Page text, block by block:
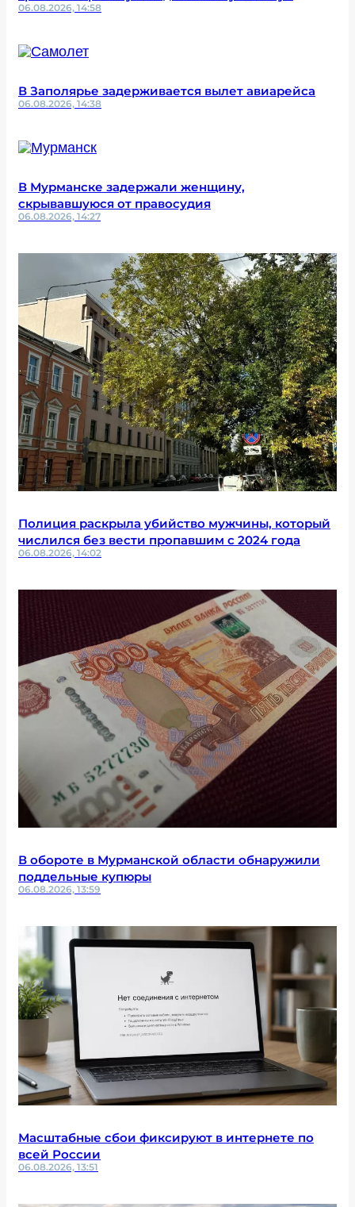
06.08.2026, 14:58
В Заполярье задерживается вылет авиарейса
06.08.2026, 14:38
В Мурманске задержали женщину,
скрывавшуюся от правосудия
06.08.2026, 14:27
Полиция раскрыла убийство мужчины, который
числился без вести пропавшим с 2024 года
06.08.2026, 14:02
В обороте в Мурманской области обнаружили
поддельные купюры
06.08.2026, 13:59
Масштабные сбои фиксируют в интернете по
всей России
06.08.2026, 13:51